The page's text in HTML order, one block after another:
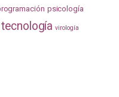
psicología
tecnología virología